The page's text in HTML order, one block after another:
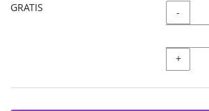
GRATIS Menge
-
+